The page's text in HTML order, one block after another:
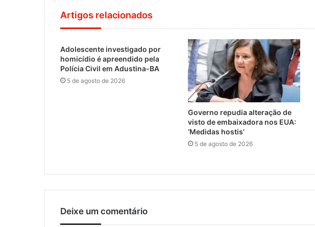
Artigos relacionados
Adolescente investigado por
homicídio é apreendido pela
Polícia Civil em Adustina-BA
5 de agosto de 2026
Governo repudia alteração de
visto de embaixadora nos EUA:
‘Medidas hostis’
5 de agosto de 2026
Deixe um comentário